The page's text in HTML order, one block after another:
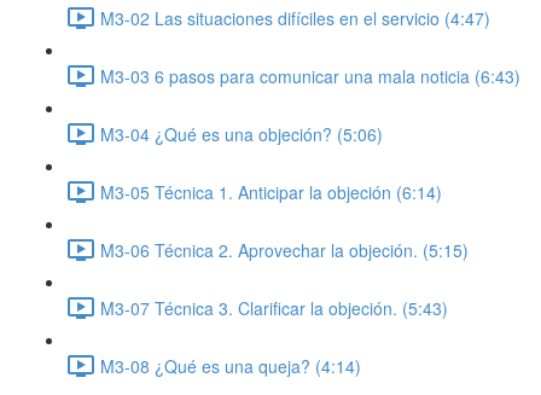
M3-02 Las situaciones difíciles en el servicio (4:47)
M3-03 6 pasos para comunicar una mala noticia (6:43)
M3-04 ¿Qué es una objeción? (5:06)
M3-05 Técnica 1. Anticipar la objeción (6:14)
M3-06 Técnica 2. Aprovechar la objeción. (5:15)
M3-07 Técnica 3. Clarificar la objeción. (5:43)
M3-08 ¿Qué es una queja? (4:14)